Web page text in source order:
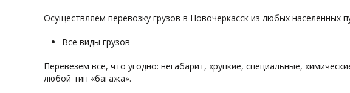
Осуществляем перевозку грузов в Новочеркасск из любых населенных
Все виды грузов
Перевезем все, что угодно: негабарит, хрупкие, специальные,
любой тип «багажа».